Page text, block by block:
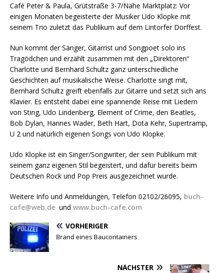
Café Peter & Paula, Grütstraße 3-7/Nähe Marktplatz: Vor
einigen Monaten begeisterte der Musiker Udo Klopke mit
seinem Trio zuletzt das Publikum auf dem Lintorfer Dorffest.
Nun kommt der Sänger, Gitarrist und Songpoet solo ins
Tragödchen und erzählt zusammen mit den „Direktoren“
Charlotte und Bernhard Schultz ganz unterschiedliche
Geschichten auf musikalische Weise. Charlotte singt mit,
Bernhard Schultz greift ebenfalls zur Gitarre und setzt sich ans
Klavier. Es entsteht dabei eine spannende Reise mit Liedern
von Sting, Udo Lindenberg, Element of Crime, den Beatles,
Bob Dylan, Hannes Wader, Beth Hart, Dota Kehr, Supertramp,
U 2 und natürlich eigenen Songs von Udo Klopke.
Udo Klopke ist ein Singer/Songwriter, der sein Publikum mit
seinem ganz eigenen Stil begeistert, und dafür bereits beim
Deutschen Rock und Pop Preis ausgezeichnet wurde.
Weitere Info und Anmeldungen, Telefon 02102/26095, buch-
cafe@web.de und www.buch-cafe.com
VORHERIGER
Brand eines Baucontainers
NÄCHSTER